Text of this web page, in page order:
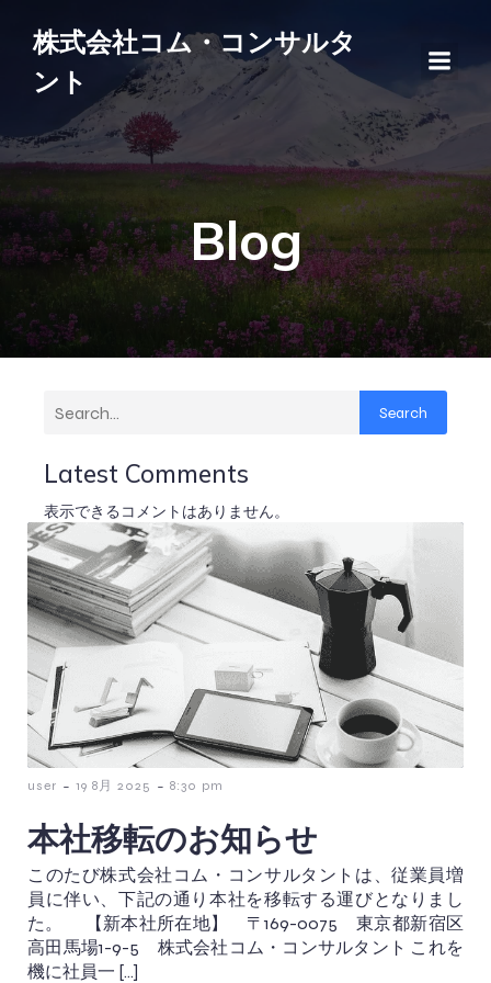
株式会社コム・コンサルタ
ント
Blog
Search
Latest Comments
表示できるコメントはありません。
user - 19 8月 2025 - 8:30 pm
本社移転のお知らせ
このたび株式会社コム・コンサルタントは、従業員増
員に伴い、下記の通り本社を移転する運びとなりまし
た。 【新本社所在地】 〒169-0075 東京都新宿区
高田馬場1-9-5 株式会社コム・コンサルタント これを
機に社員一 […]